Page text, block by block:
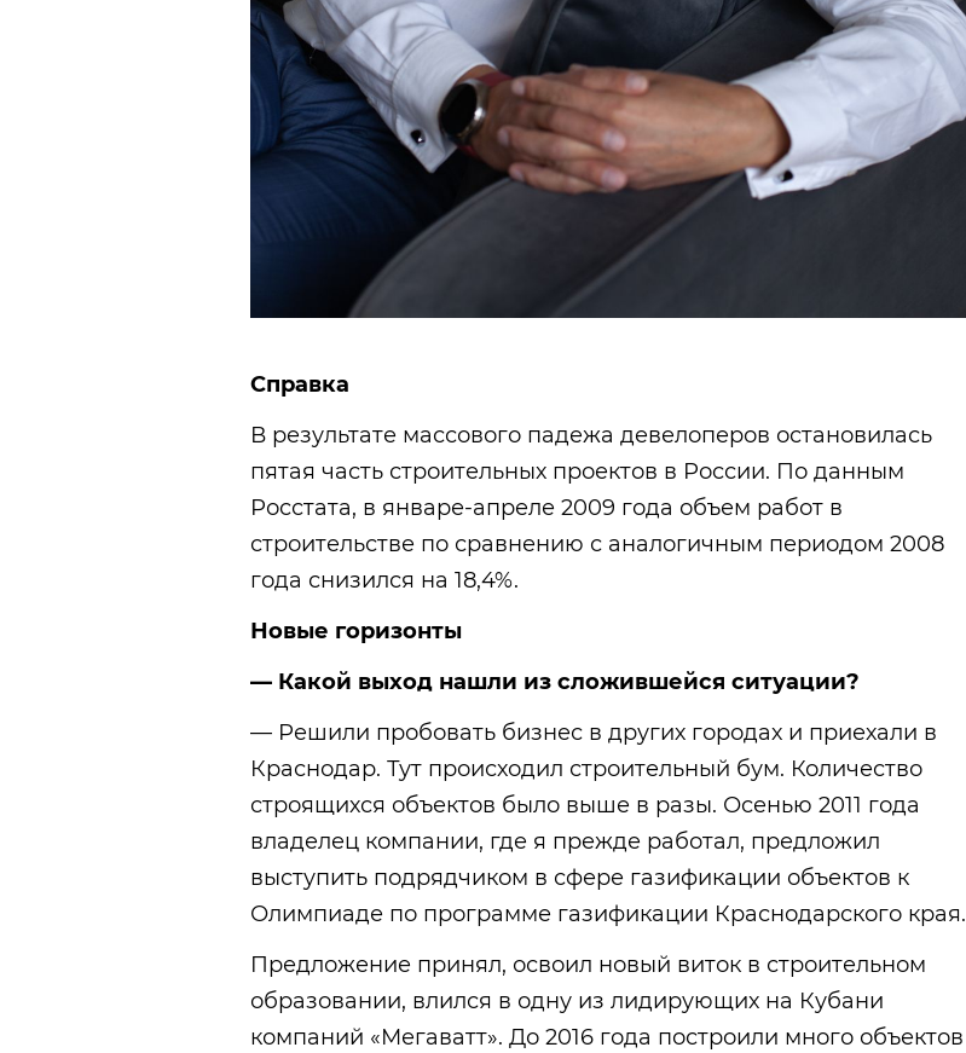
Справка
В результате массового падежа девелоперов остановилась
пятая часть строительных проектов в России. По данным
Росстата, в январе-апреле 2009 года объем работ в
строительстве по сравнению с аналогичным периодом 2008
года снизился на 18,4%.
Новые горизонты
— Какой выход нашли из сложившейся ситуации?
— Решили пробовать бизнес в других городах и приехали в
Краснодар. Тут происходил строительный бум. Количество
строящихся объектов было выше в разы. Осенью 2011 года
владелец компании, где я прежде работал, предложил
выступить подрядчиком в сфере газификации объектов к
Олимпиаде по программе газификации Краснодарского края.
Предложение принял, освоил новый виток в строительном
образовании, влился в одну из лидирующих на Кубани
компаний «Мегаватт». До 2016 года построили много объектов